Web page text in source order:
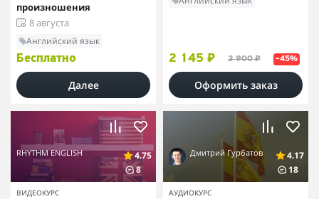
произношения
8 августа
Английский язык
Бесплатно
Далее
2 145 ₽ 3 900 ₽ –45%
Оформить заказ
RHYTHM ENGLISH
4.75
8
ВИДЕОКУРС
Дмитрий Гурбатов
4.17
18
АУДИОКУРС